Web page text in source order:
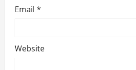
Email *
Website